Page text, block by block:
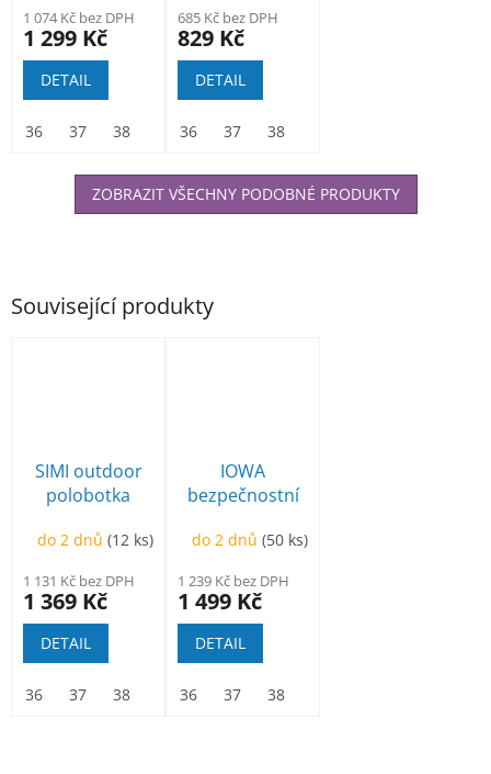
Související produkty
SIMI outdoor
polobotka
do 2 dnů(12 ks)
1 131 Kč bez DPH
1 369 Kč
DETAIL
36 37 38
IOWA
bezpečnostní
do 2 dnů(50 ks)
1 239 Kč bez DPH
1 499 Kč
DETAIL
36 37 38
1 074 Kč bez DPH
1 299 Kč
DETAIL
36 37 38
685 Kč bez DPH
829 Kč
DETAIL
36 37 38
ZOBRAZIT VŠECHNY PODOBNÉ PRODUKTY